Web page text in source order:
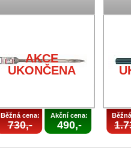
AKCE
UKONČENA
Běžná cena:
730,-
Akční cena:
490,-